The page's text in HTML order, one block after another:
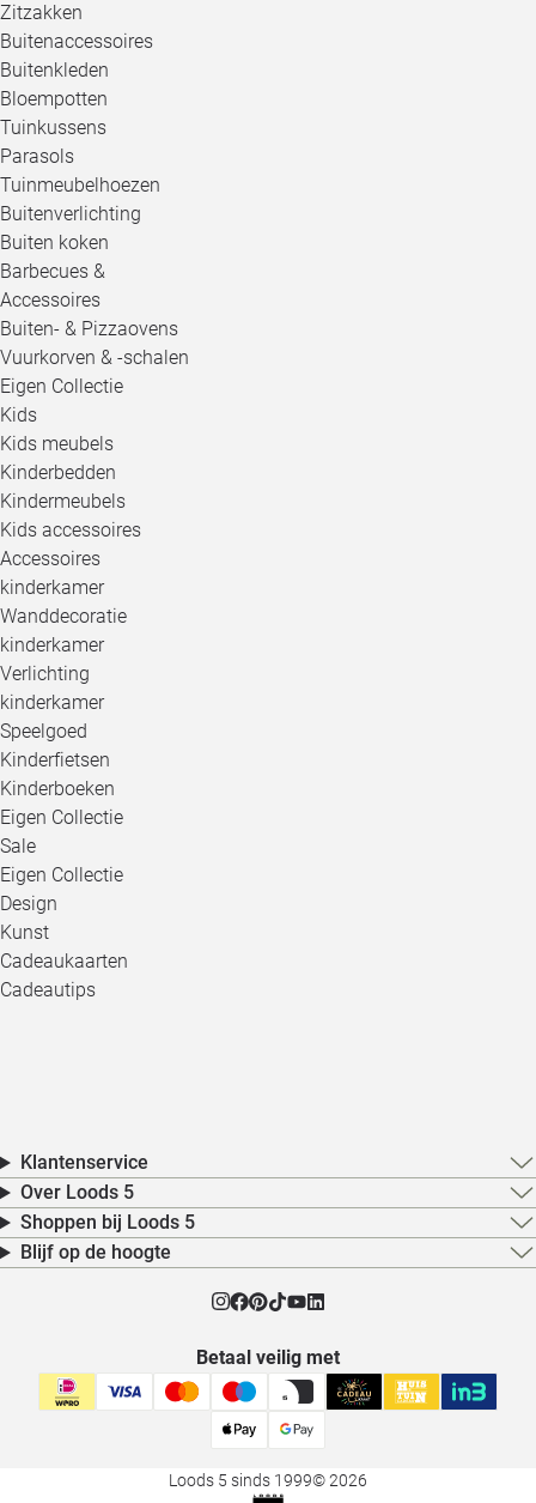
Zitzakken
Buitenaccessoires
Buitenkleden
Bloempotten
Tuinkussens
Parasols
Tuinmeubelhoezen
Buitenverlichting
Buiten koken
Barbecues &
Accessoires
Buiten- & Pizzaovens
Vuurkorven & -schalen
Eigen Collectie
Kids
Kids meubels
Kinderbedden
Kindermeubels
Kids accessoires
Accessoires
kinderkamer
Wanddecoratie
kinderkamer
Verlichting
kinderkamer
Speelgoed
Kinderfietsen
Kinderboeken
Eigen Collectie
Sale
Eigen Collectie
Design
Kunst
Cadeaukaarten
Cadeautips
Klantenservice
Over Loods 5
Shoppen bij Loods 5
Blijf op de hoogte
Betaal veilig met
Loods 5 sinds 1999© 2026